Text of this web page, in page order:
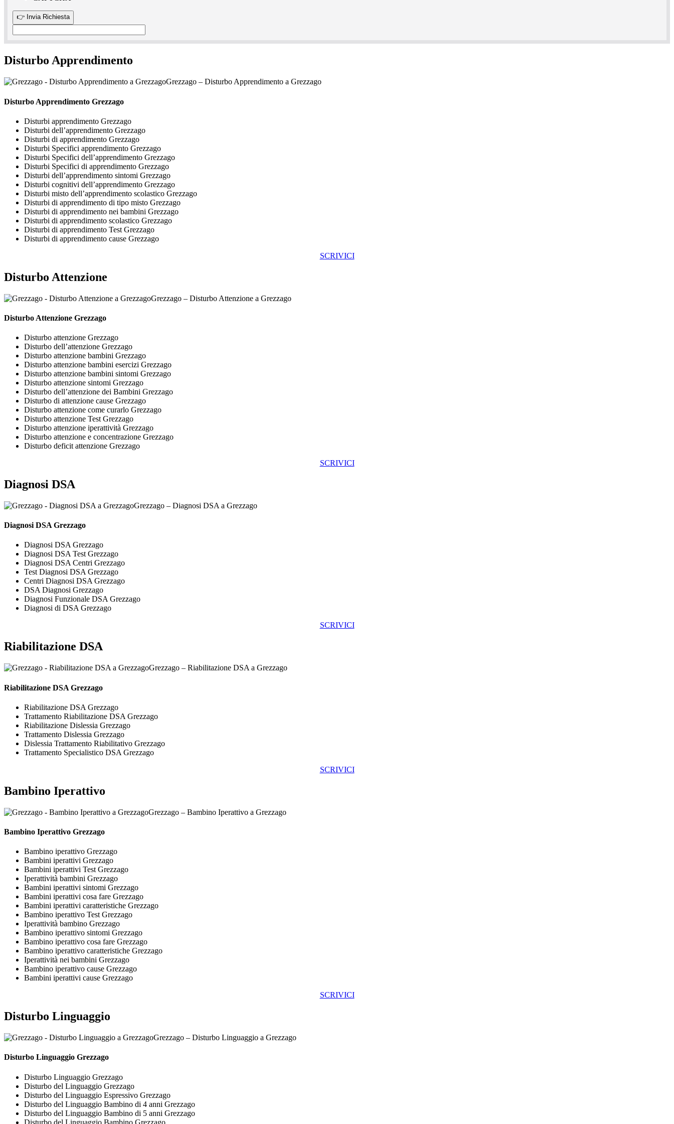
Disturbo Apprendimento
Grezzago – Disturbo Apprendimento a Grezzago
Disturbo Apprendimento Grezzago
Disturbi apprendimento Grezzago
Disturbi dell’apprendimento Grezzago
Disturbi di apprendimento Grezzago
Disturbi Specifici apprendimento Grezzago
Disturbi Specifici dell’apprendimento Grezzago
Disturbi Specifici di apprendimento Grezzago
Disturbi dell’apprendimento sintomi Grezzago
Disturbi cognitivi dell’apprendimento Grezzago
Disturbi misto dell’apprendimento scolastico Grezzago
Disturbi di apprendimento di tipo misto Grezzago
Disturbi di apprendimento nei bambini Grezzago
Disturbi di apprendimento scolastico Grezzago
Disturbi di apprendimento Test Grezzago
Disturbi di apprendimento cause Grezzago
SCRIVICI
Disturbo Attenzione
Grezzago – Disturbo Attenzione a Grezzago
Disturbo Attenzione Grezzago
Disturbo attenzione Grezzago
Disturbo dell’attenzione Grezzago
Disturbo attenzione bambini Grezzago
Disturbo attenzione bambini esercizi Grezzago
Disturbo attenzione bambini sintomi Grezzago
Disturbo attenzione sintomi Grezzago
Disturbo dell’attenzione dei Bambini Grezzago
Disturbo di attenzione cause Grezzago
Disturbo attenzione come curarlo Grezzago
Disturbo attenzione Test Grezzago
Disturbo attenzione iperattività Grezzago
Disturbo attenzione e concentrazione Grezzago
Disturbo deficit attenzione Grezzago
SCRIVICI
Diagnosi DSA
Grezzago – Diagnosi DSA a Grezzago
Diagnosi DSA Grezzago
Diagnosi DSA Grezzago
Diagnosi DSA Test Grezzago
Diagnosi DSA Centri Grezzago
Test Diagnosi DSA Grezzago
Centri Diagnosi DSA Grezzago
DSA Diagnosi Grezzago
Diagnosi Funzionale DSA Grezzago
Diagnosi di DSA Grezzago
SCRIVICI
Riabilitazione DSA
Grezzago – Riabilitazione DSA a Grezzago
Riabilitazione DSA Grezzago
Riabilitazione DSA Grezzago
Trattamento Riabilitazione DSA Grezzago
Riabilitazione Dislessia Grezzago
Trattamento Dislessia Grezzago
Dislessia Trattamento Riabilitativo Grezzago
Trattamento Specialistico DSA Grezzago
SCRIVICI
Bambino Iperattivo
Grezzago – Bambino Iperattivo a Grezzago
Bambino Iperattivo Grezzago
Bambino iperattivo Grezzago
Bambini iperattivi Grezzago
Bambini iperattivi Test Grezzago
Iperattività bambini Grezzago
Bambini iperattivi sintomi Grezzago
Bambini iperattivi cosa fare Grezzago
Bambini iperattivi caratteristiche Grezzago
Bambino iperattivo Test Grezzago
Iperattività bambino Grezzago
Bambino iperattivo sintomi Grezzago
Bambino iperattivo cosa fare Grezzago
Bambino iperattivo caratteristiche Grezzago
Iperattività nei bambini Grezzago
Bambino iperattivo cause Grezzago
Bambini iperattivi cause Grezzago
SCRIVICI
Disturbo Linguaggio
Grezzago – Disturbo Linguaggio a Grezzago
Disturbo Linguaggio Grezzago
Disturbo Linguaggio Grezzago
Disturbo del Linguaggio Grezzago
Disturbo del Linguaggio Espressivo Grezzago
Disturbo del Linguaggio Bambino di 4 anni Grezzago
Disturbo del Linguaggio Bambino di 5 anni Grezzago
Disturbo del Linguaggio Bambino Grezzago